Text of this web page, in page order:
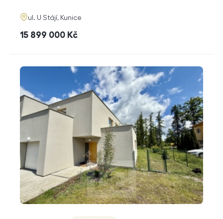
adresa
ul. U Stájí, Kunice
cena
15 899 000 Kč